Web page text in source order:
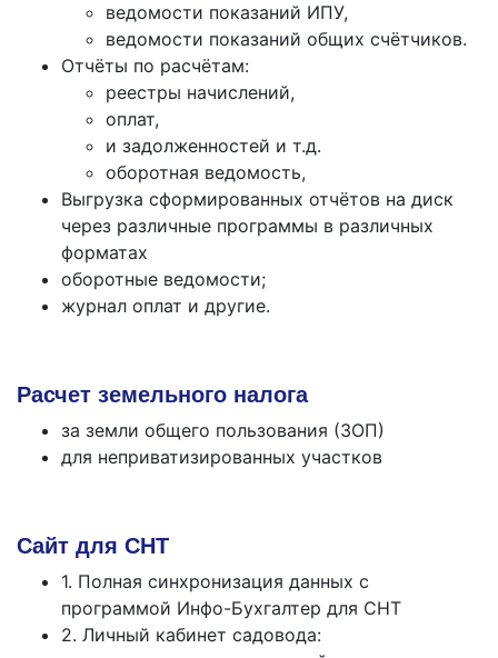
ведомости показаний ИПУ,
ведомости показаний общих счётчиков.
Отчёты по расчётам:
реестры начислений,
оплат,
и задолженностей и т.д.
оборотная ведомость,
Выгрузка сформированных отчётов на диск
через различные программы в различных
форматах
оборотные ведомости;
журнал оплат и другие.
Расчет земельного налога
за земли общего пользования (ЗОП)
для неприватизированных участков
Сайт для СНТ
1. Полная синхронизация данных с
программой Инфо-Бухгалтер для СНТ
2. Личный кабинет садовода: